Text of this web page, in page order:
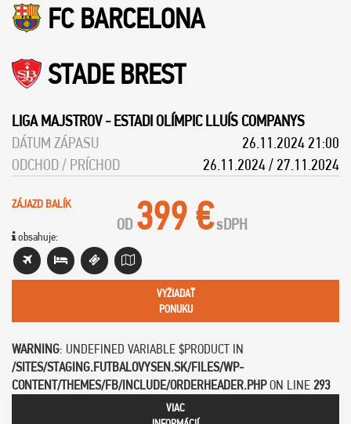
FC BARCELONA
STADE BREST
LIGA MAJSTROV-ESTADI OLÍMPIC LLUÍS COMPANYS
DÁTUM ZÁPASU
26.11.2024 21:00
ODCHOD / PRÍCHOD
26.11.2024 / 27.11.2024
ZÁJAZD BALÍK
obsahuje:
OD 399 €sDPH
VYŽIADAŤ
PONUKU
WARNING: UNDEFINED VARIABLE $PRODUCT IN
/SITES/STAGING.FUTBALOVYSEN.SK/FILES/WP-
CONTENT/THEMES/FB/INCLUDE/ORDERHEADER.PHPON LINE 293
VIAC